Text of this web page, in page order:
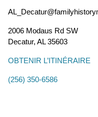
2006 Modaus Rd SW
Decatur, AL35603
OBTENIR L’ITINÉRAIRE
(256) 350-6586